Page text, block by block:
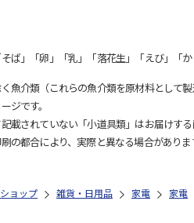
ば」「卵」「乳」「落花生」「えび」「
魚介類（これらの魚介類を原材料として
ジです。
載されていない「小道具類」はお届けする
の都合により、実際と異なる場合がありま
ョップ 雑貨・日用品 家電 家電